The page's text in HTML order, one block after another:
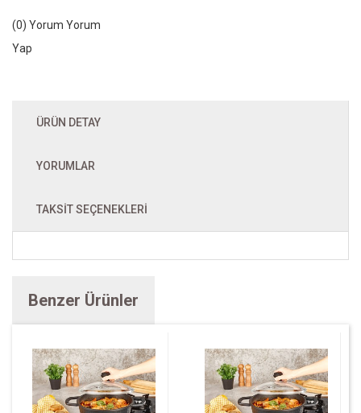
(0) Yorum Yorum
Yap
ÜRÜN DETAY
YORUMLAR
TAKSIT SEÇENEKLERI
Benzer Ürünler